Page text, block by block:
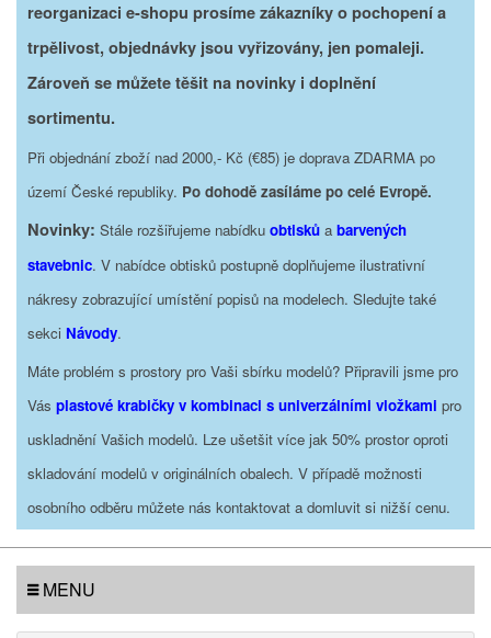
reorganizaci e-shopu prosíme zákazníky o pochopení a
trpělivost, objednávky jsou vyřizovány, jen pomaleji.
Zároveň se můžete těšit na novinky i doplnění
sortimentu.
Při objednání zboží nad 2000,- Kč (€85) je doprava ZDARMA po
území České republiky. Po dohodě zasíláme po celé Evropě.
Novinky: Stále rozšiřujeme nabídku obtisků a barvených
stavebnic. V nabídce obtisků postupně doplňujeme ilustrativní
nákresy zobrazující umístění popisů na modelech. Sledujte také
sekci Návody.
Máte problém s prostory pro Vaši sbírku modelů? Připravili jsme pro
Vás plastové krabičky v kombinaci s univerzálními vložkami pro
uskladnění Vašich modelů. Lze ušetšit více jak 50% prostor oproti
skladování modelů v originálních obalech. V případě možnosti
osobního odběru můžete nás kontaktovat a domluvit si nižší cenu.
MENU